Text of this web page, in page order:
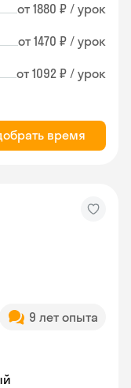
от 1880 ₽ / урок
от 1470 ₽ / урок
от 1092 ₽ / урок
время
9 лет опыта